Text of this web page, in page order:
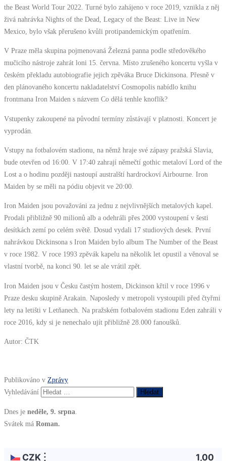
the Beast World Tour 2022. Turné bylo zahájeno v roce 2019, vznikla z něj
živá nahrávka Nights of the Dead, Legacy of the Beast: Live in New
Mexico, bylo však přerušeno kvůli protipandemickým opatřením.
V Praze měla skupina pojmenovaná Železná panna podle středověkého
mučicího nástroje zahrát loni 15. června. Místo zrušeného koncertu vyšla v
českém překladu autobiografie jejich zpěváka Bruce Dickinsona. Přesně v
den plánovaného koncertu nakladatelství Cosmopolis nabídlo knihu
frontmana Iron Maiden s názvem Co dělá tenhle knoflík?
Vstupenky zakoupené na původní termíny zůstávají v platnosti. Koncert je
vyprodán.
Vstupy na fotbalovém stadionu, na němž hraje své zápasy pražská Slavia,
bude otevřen od 16:00. V 17:40 zahrají němečtí gothic metaloví Lord of the
Lost a o hodinu později nastoupí australští hardrockoví Airbourne. Iron
Maiden by se měli na pódiu objevit ve 20:00.
Iron Maiden jsou považováni za jednu z nejvlivnějších metalových kapel.
Prodali přibližně 90 milionů alb a odehráli přes 2000 vystoupení v šesti
desítkách zemí po celém světě. Dosud vydali 17 studiových desek. První
nahrávkou Dickinsona s Iron Maiden bylo album The Number of the Beast
v roce 1982. V roce 1993 zpěvák kapelu na několik let opustil a věnoval se
vlastní tvorbě, na konci 90. let se ale vrátil zpět.
Iron Maiden jsou v Česku častým hostem, Dickinson křtil v roce 1996 v
Praze desku skupině Arakain. Naposledy v metropoli vystoupili před čtyřmi
lety na letišti v Letňanech. Na pražském fotbalovém stadionu Eden zahráli v
roce 2016, kdy si je nenechalo ujít přibližně 28.000 fanoušků.
Autor: ČTK
Publikováno v Zprávy
Vyhledávání
Dnes je neděle, 9. srpna
Svátek má Roman.